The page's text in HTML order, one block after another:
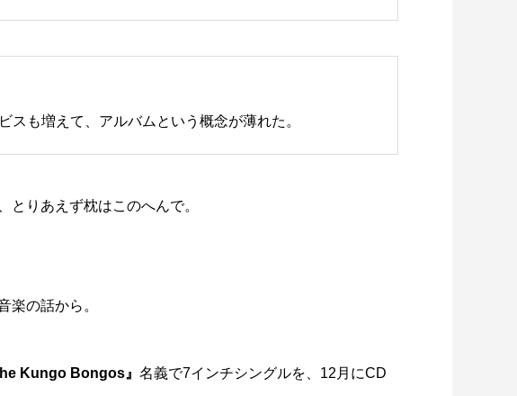
スも増えて、アルバムという概念が薄れた。
とりあえず枕はこのへんで。
楽の話から。
Kungo Bongos』名義で7インチシングルを、12月にCD